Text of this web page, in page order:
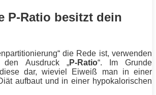
P-Ratio besitzt dein
die Rede ist, verwenden
den Ausdruck „P-Ratio“. Im Grunde
dar, wieviel
Eiweiß man in einer
aufbaut und in einer hypokalorischen